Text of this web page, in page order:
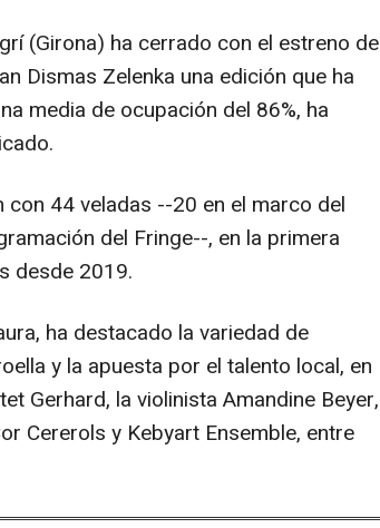
(Girona) ha cerrado con el estreno de
Dismas Zelenka una edición que ha
media de ocupación del 86%, ha
44 veladas --20 en el marco del
del Fringe--, en la primera
desde 2019.
ha destacado la variedad de
y la apuesta por el talento local, en
Gerhard, la violinista Amandine Beyer,
Cererols y Kebyart Ensemble, entre